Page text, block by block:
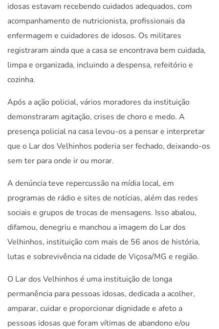
idosas estavam recebendo cuidados adequados, com
acompanhamento de nutricionista, profissionais da
enfermagem e cuidadores de idosos. Os militares
registraram ainda que a casa se encontrava bem cuidada,
limpa e organizada, incluindo a despensa, refeitório e
cozinha.
Após a ação policial, vários moradores da instituição
demonstraram agitação, crises de choro e medo. A
presença policial na casa levou-os a pensar e interpretar
que o Lar dos Velhinhos poderia ser fechado, deixando-os
sem ter para onde ir ou morar.
A denúncia teve repercussão na mídia local, em
programas de rádio e sites de notícias, além das redes
sociais e grupos de trocas de mensagens. Isso abalou,
difamou, denegriu e manchou a imagem do Lar dos
Velhinhos, instituição com mais de 56 anos de história,
lutas e sobrevivência na cidade de Viçosa/MG e região.
O Lar dos Velhinhos é uma instituição de longa
permanência para pessoas idosas, dedicada a acolher,
amparar, cuidar e proporcionar dignidade e afeto a
pessoas idosas que foram vítimas de abandono e/ou